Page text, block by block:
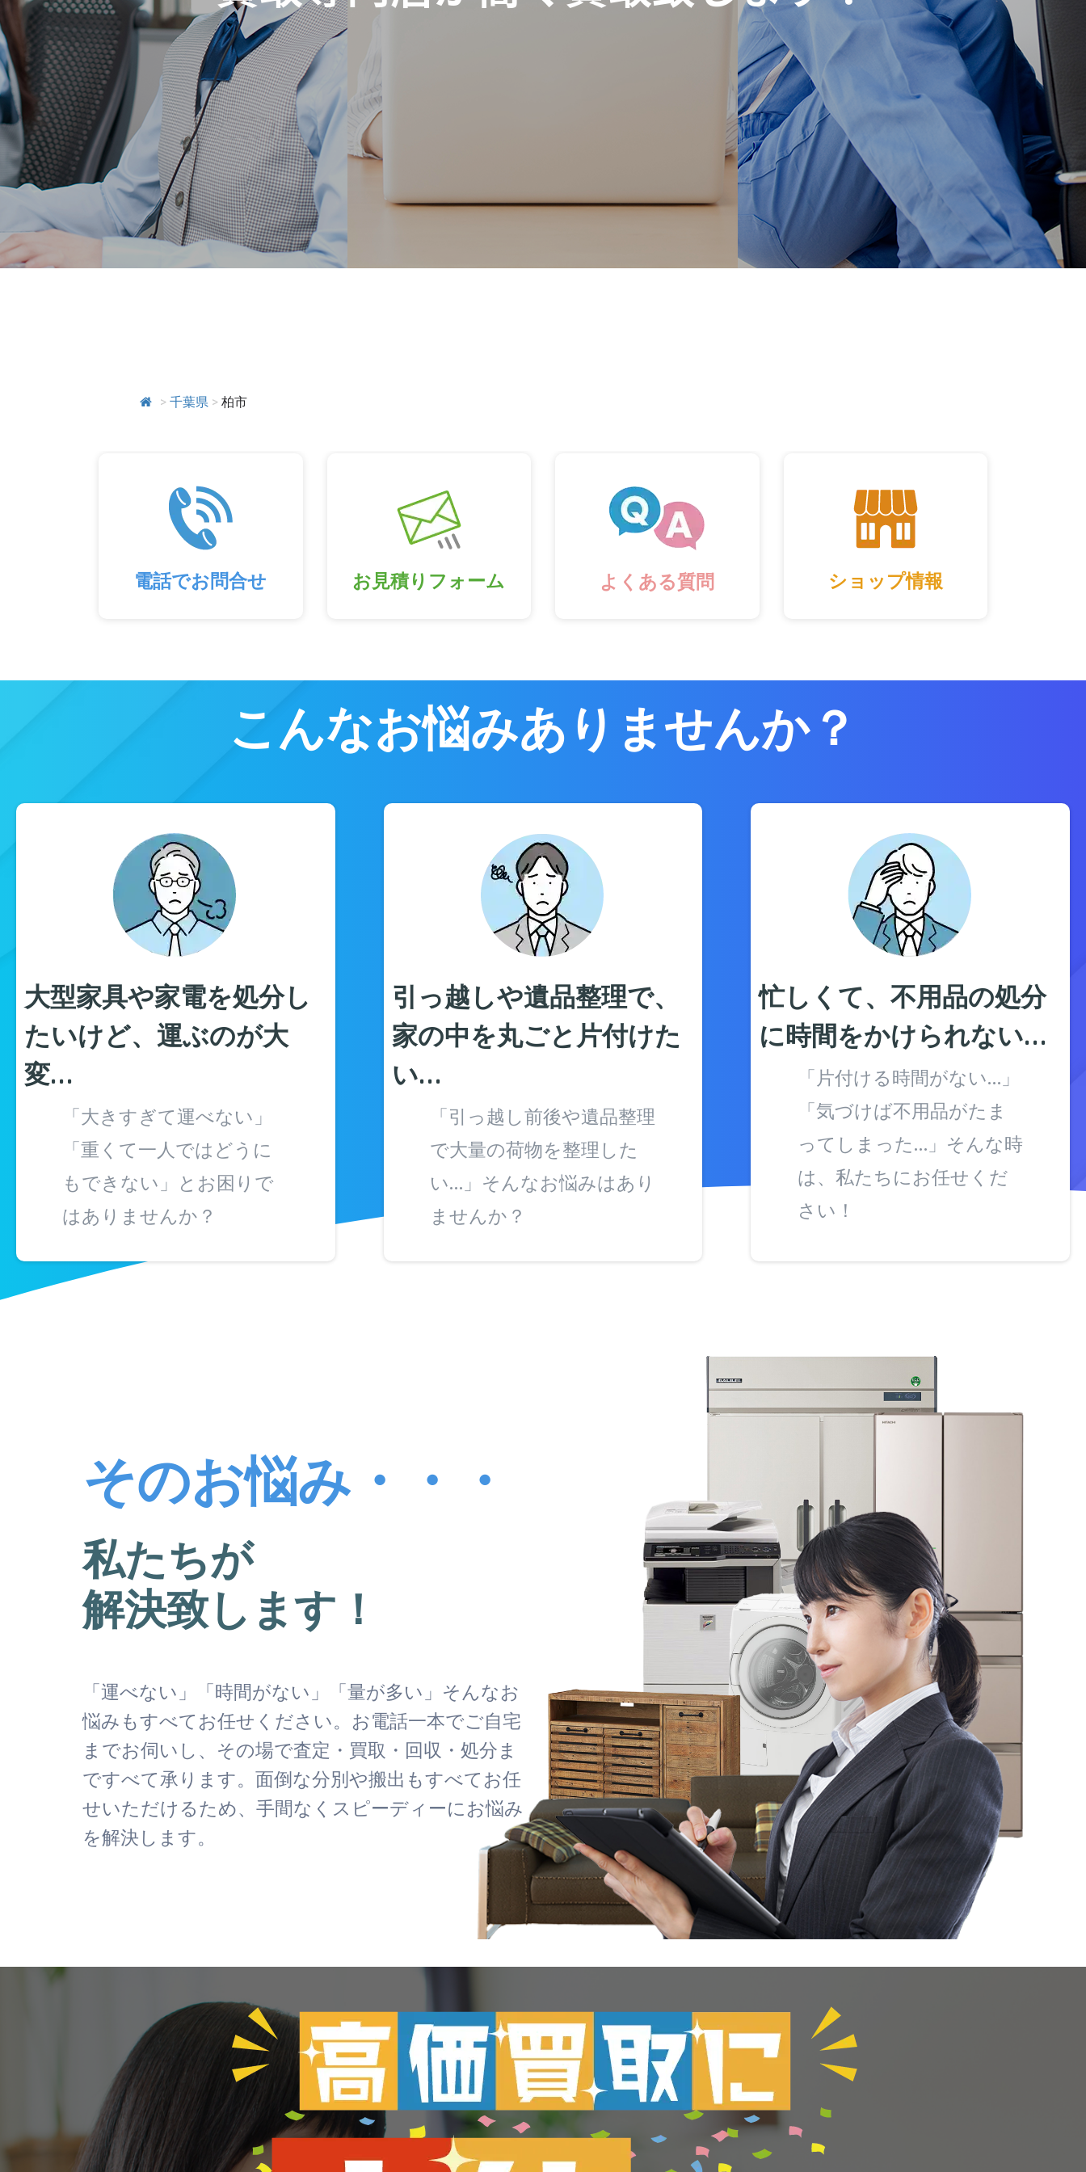
> 千葉県 > 柏市
電話でお問合せ お見積りフォーム よくある質問 ショップ情報
こんなお悩みありませんか？
大型家具や家電を処分し
たいけど、運ぶのが大
変…
「大きすぎて運べない」
「重くて一人ではどうに
もできない」とお困りで
はありませんか？
引っ越しや遺品整理で、
家の中を丸ごと片付けた
い…
「引っ越し前後や遺品整理
で大量の荷物を整理した
い…」そんなお悩みはあり
ませんか？
忙しくて、不用品の処分
に時間をかけられない…
「片付ける時間がない…」
「気づけば不用品がたま
ってしまった…」そんな時
は、私たちにお任せくだ
さい！
そのお悩み・・・
私たちが
解決致します！
「運べない」「時間がない」「量が多い」そんなお
悩みもすべてお任せください。お電話一本でご自宅
までお伺いし、その場で査定・買取・回収・処分ま
ですべて承ります。面倒な分別や搬出もすべてお任
せいただけるため、手間なくスピーディーにお悩み
を解決します。